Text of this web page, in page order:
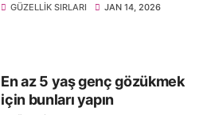
GÜZELLIK SIRLARI JAN 14, 2026
En az 5 yaş genç gözükmek
için bunları yapın